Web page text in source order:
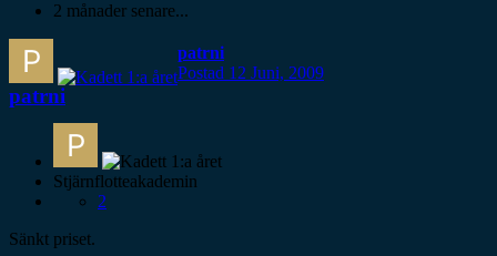
2 månader senare...
patrni
Postad 12 Juni, 2009
patrni
Stjärnflotteakademin
2
Sänkt priset.